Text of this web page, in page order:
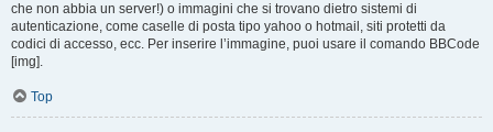
che non abbia un server!) o immagini che si trovano dietro sistemi di
autenticazione, come caselle di posta tipo yahoo o hotmail, siti protetti da
codici di accesso, ecc. Per inserire l’immagine, puoi usare il comando BBCode
[img].
Top